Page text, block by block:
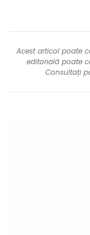
Acest articol poate
editorială poate
Consultați